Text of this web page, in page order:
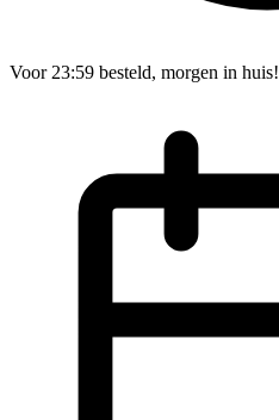
Voor 23:59 besteld, morgen in huis!